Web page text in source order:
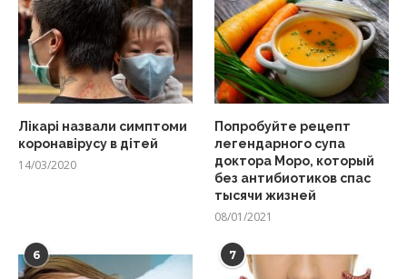
Лікарі назвали симптоми
коронавірусу в дітей
14/03/2020
Попробуйте рецепт
легендарного супа
доктора Моро, который
без антибиотиков спас
тысячи жизней
08/01/2021
6 7